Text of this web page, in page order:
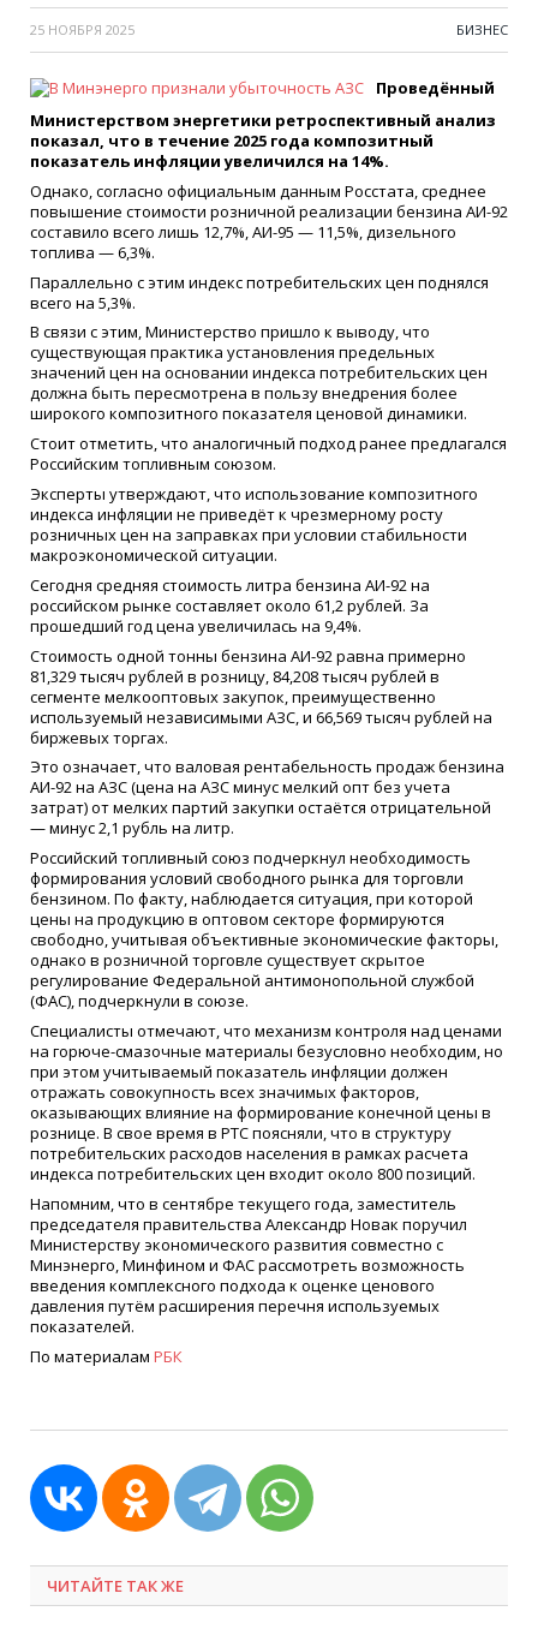
25 НОЯБРЯ 2025 БИЗНЕС
Проведённый
Министерством энергетики ретроспективный анализ
показал, что в течение 2025 года композитный
показатель инфляции увеличился на 14%.
Однако, согласно официальным данным Росстата, среднее
повышение стоимости розничной реализации бензина АИ-92
составило всего лишь 12,7%, АИ-95 — 11,5%, дизельного
топлива — 6,3%.
Параллельно с этим индекс потребительских цен поднялся
всего на 5,3%.
В связи с этим, Министерство пришло к выводу, что
существующая практика установления предельных
значений цен на основании индекса потребительских цен
должна быть пересмотрена в пользу внедрения более
широкого композитного показателя ценовой динамики.
Стоит отметить, что аналогичный подход ранее предлагался
Российским топливным союзом.
Эксперты утверждают, что использование композитного
индекса инфляции не приведёт к чрезмерному росту
розничных цен на заправках при условии стабильности
макроэкономической ситуации.
Сегодня средняя стоимость литра бензина АИ-92 на
российском рынке составляет около 61,2 рублей. За
прошедший год цена увеличилась на 9,4%.
Стоимость одной тонны бензина АИ-92 равна примерно
81,329 тысяч рублей в розницу, 84,208 тысяч рублей в
сегменте мелкооптовых закупок, преимущественно
используемый независимыми АЗС, и 66,569 тысяч рублей на
биржевых торгах.
Это означает, что валовая рентабельность продаж бензина
АИ-92 на АЗС (цена на АЗС минус мелкий опт без учета
затрат) от мелких партий закупки остаётся отрицательной
— минус 2,1 рубль на литр.
Российский топливный союз подчеркнул необходимость
формирования условий свободного рынка для торговли
бензином. По факту, наблюдается ситуация, при которой
цены на продукцию в оптовом секторе формируются
свободно, учитывая объективные экономические факторы,
однако в розничной торговле существует скрытое
регулирование Федеральной антимонопольной службой
(ФАС), подчеркнули в союзе.
Специалисты отмечают, что механизм контроля над ценами
на горюче-смазочные материалы безусловно необходим, но
при этом учитываемый показатель инфляции должен
отражать совокупность всех значимых факторов,
оказывающих влияние на формирование конечной цены в
рознице. В свое время в РТС поясняли, что в структуру
потребительских расходов населения в рамках расчета
индекса потребительских цен входит около 800 позиций.
Напомним, что в сентябре текущего года, заместитель
председателя правительства Александр Новак поручил
Министерству экономического развития совместно с
Минэнерго, Минфином и ФАС рассмотреть возможность
введения комплексного подхода к оценке ценового
давления путём расширения перечня используемых
показателей.
По материалам РБК
ЧИТАЙТЕ ТАК ЖЕ